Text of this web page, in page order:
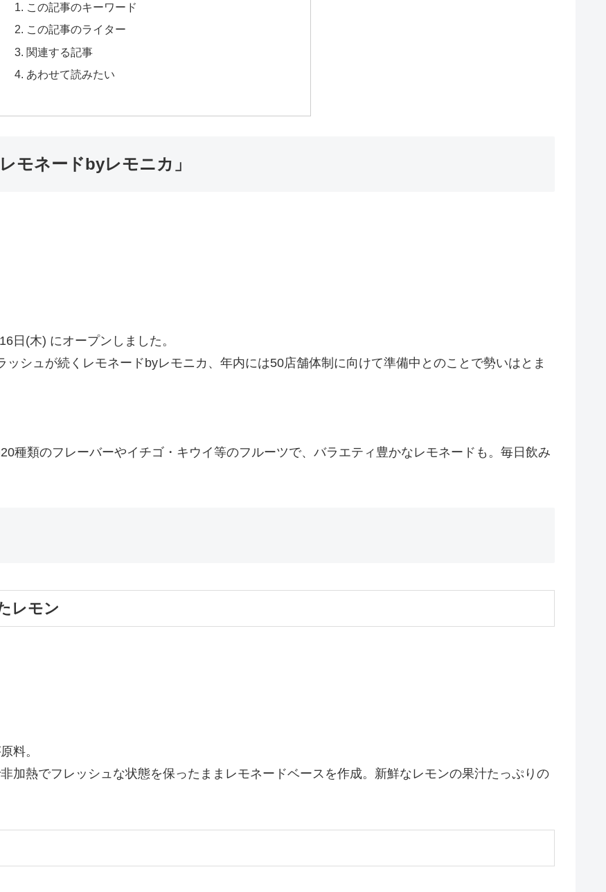
この記事のキーワード
この記事のライター
関連する記事
あわせて読みたい
モネードbyレモニカ」
日(木) にオープンしました。
シュが続くレモネードbyレモニカ、年内には50店舗体制に向けて準備中とのことで勢いはとま
種類のフレーバーやイチゴ・キウイ等のフルーツで、バラエティ豊かなレモネードも。毎日飲み
レモン
料。
加熱でフレッシュな状態を保ったままレモネードベースを作成。新鮮なレモンの果汁たっぷりの